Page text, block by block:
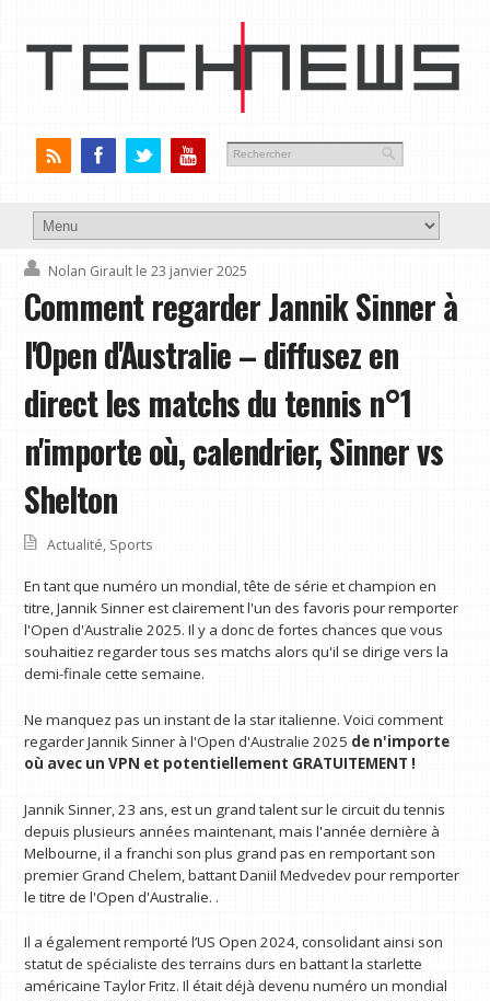
Nolan Girault le 23 janvier 2025
Comment regarder Jannik Sinner à
l'Open d'Australie – diffusez en
direct les matchs du tennis n°1
n'importe où, calendrier, Sinner vs
Shelton
Actualité, Sports
En tant que numéro un mondial, tête de série et champion en
titre, Jannik Sinner est clairement l'un des favoris pour remporter
l'Open d'Australie 2025. Il y a donc de fortes chances que vous
souhaitiez regarder tous ses matchs alors qu'il se dirige vers la
demi-finale cette semaine.
Ne manquez pas un instant de la star italienne. Voici comment
regarder Jannik Sinner à l'Open d'Australie 2025 de n'importe
où avec un VPN et potentiellement GRATUITEMENT !
Jannik Sinner, 23 ans, est un grand talent sur le circuit du tennis
depuis plusieurs années maintenant, mais l'année dernière à
Melbourne, il a franchi son plus grand pas en remportant son
premier Grand Chelem, battant Daniil Medvedev pour remporter
le titre de l'Open d'Australie. .
Il a également remporté l’US Open 2024, consolidant ainsi son
statut de spécialiste des terrains durs en battant la starlette
américaine Taylor Fritz. Il était déjà devenu numéro un mondial